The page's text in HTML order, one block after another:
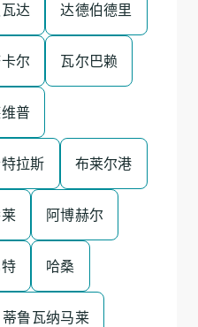
达 达德伯德里
尔 瓦尔巴赖
普
拉斯 布莱尔港
阿博赫尔
哈桑
蒂鲁瓦纳马莱